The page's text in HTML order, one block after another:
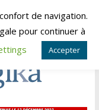
de navigation.
pour continuer à
Accepter